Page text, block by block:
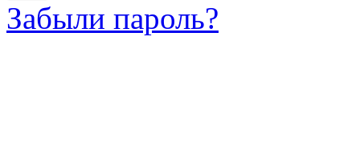
Забыли пароль?